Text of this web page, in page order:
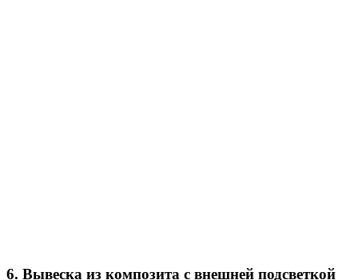
6. Вывеска из композита с внешней подсветкой